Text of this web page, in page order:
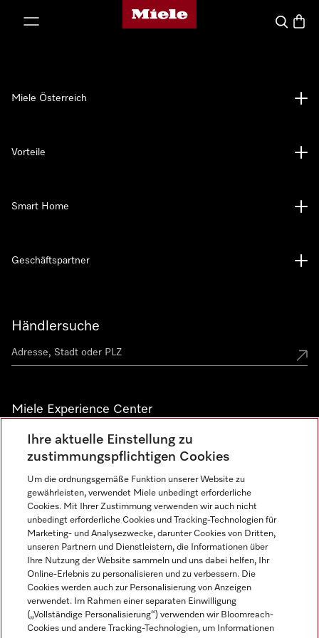
Miele-Homepage
Suche
Händlersuche
Miele Experience Center
Alle Miele Experience Center anzeigen
Newsletter
Miele Österreich
Vorteile
Smart Home
Geschäftspartner
Miele auf Instagram
Miele auf Facebook
Miele auf Youtube
Ihre aktuelle Einstellung zu
zustimmungspflichtigen Cookies
Um die ordnungsgemäße Funktion unserer Website zu
gewährleisten, verwendet Miele unbedingt erforderliche
Cookies. Mit Ihrer Zustimmung verwenden wir auch nicht
unbedingt erforderliche Cookies und Tracking-Technologien für
Marketing- und Analysezwecke, darunter Cookies von Dritten,
unseren Partnern und Dienstleistern, die Informationen über
Ihre Nutzung der Website sammeln und uns dabei helfen, Ihr
Online-Erlebnis zu personalisieren und zu verbessern. Die
Cookies werden auch zur Personalisierung von Anzeigen
verwendet. Im Rahmen einer separaten Einwilligung
(„Vollständige Personalisierung“) verwenden wir Bloomreach-
Cookies und andere Tracking-Technologien, um Informationen